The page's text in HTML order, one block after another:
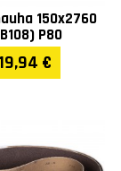
150x2760
P80
€